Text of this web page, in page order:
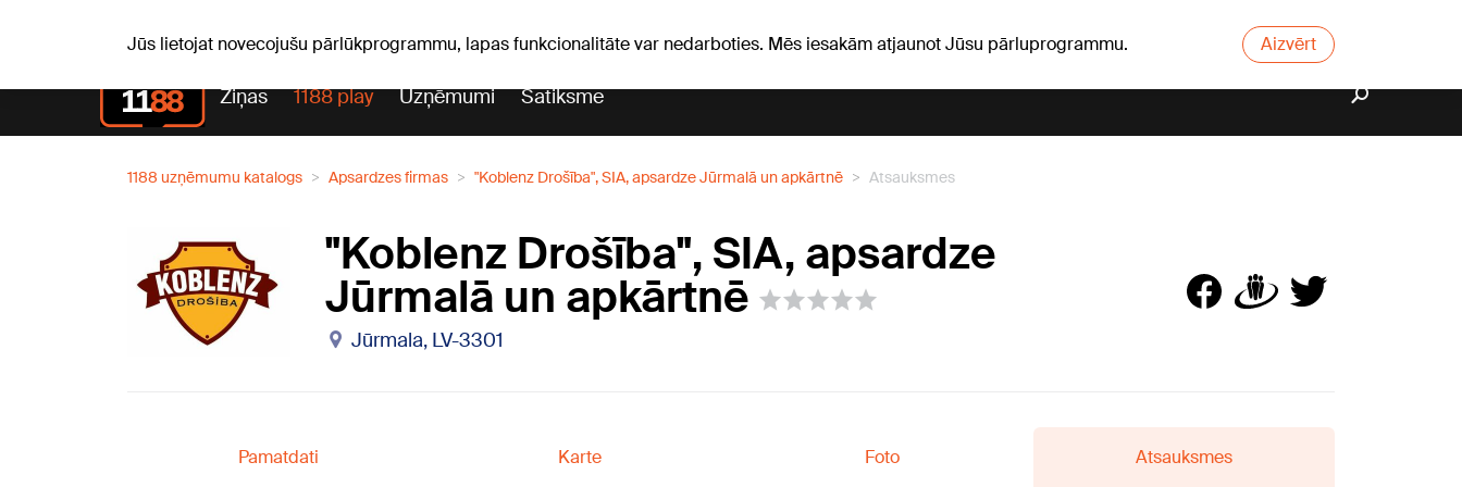
Jūs lietojat novecojušu pārlūkprogrammu, lapas funkcionalitāte var nedarboties. Mēs iesakām atjaunot Jūsu pārluprogrammu. Aizvērt
Ziņas 1188 play Uzņēmumi Satiksme
1188 uzņēmumu katalogs Apsardzes firmas "Koblenz Drošība", SIA, apsardze Jūrmalā un apkārtnē Atsauksmes
"Koblenz Drošība", SIA, apsardze
Jūrmalā un apkārtnē
Jūrmala, LV-3301
Pamatdati Karte Foto Atsauksmes